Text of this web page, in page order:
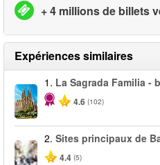
+ 4 millions de billets
Expériences similaires
1. La Sagrada Familia -
4.6 (102)
2. Sites principaux de
4.4 (5)